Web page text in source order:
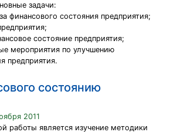
задачи:
финансового состояния предприятия;
состояние предприятия;
мероприятия по улучшению
предприятия.
состоянию
2011
работы является изучение методики